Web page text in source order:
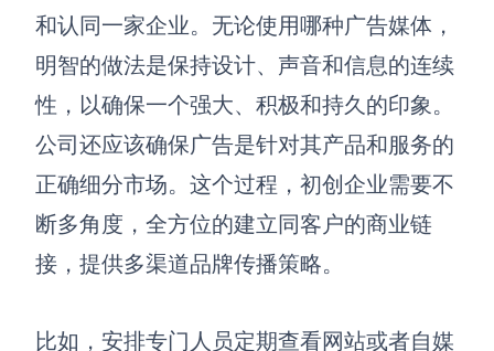
和认同一家企业。无论使用哪种广告媒体，
明智的做法是保持设计、声音和信息的连续
性，以确保一个强大、积极和持久的印象。
公司还应该确保广告是针对其产品和服务的
正确细分市场。 这个过程，初创企业需要不
断多角度，全方位的建立同客户的商业链
接 ，提供多渠道品牌传播策略。
比如，安排专门人员定期查看网站或者自媒